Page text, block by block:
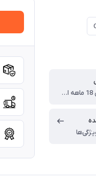
گارانتی 18 ماهه اسنس